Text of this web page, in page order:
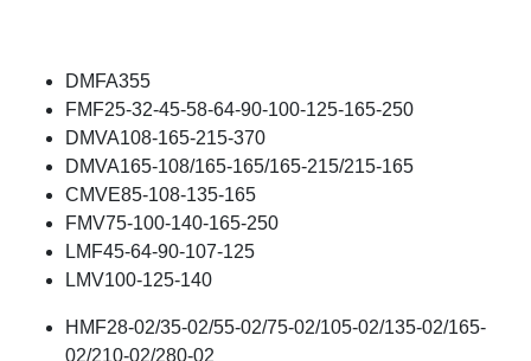
DMFA355
FMF25-32-45-58-64-90-100-125-165-250
DMVA108-165-215-370
DMVA165-108/165-165/165-215/215-165
CMVE85-108-135-165
FMV75-100-140-165-250
LMF45-64-90-107-125
LMV100-125-140
HMF28-02/35-02/55-02/75-02/105-02/135-02/165-
02/210-02/280-02